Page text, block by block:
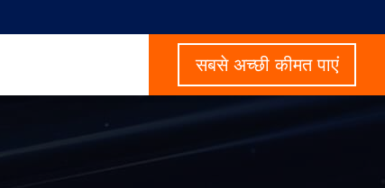
सबसे अच्छी कीमत पाएं